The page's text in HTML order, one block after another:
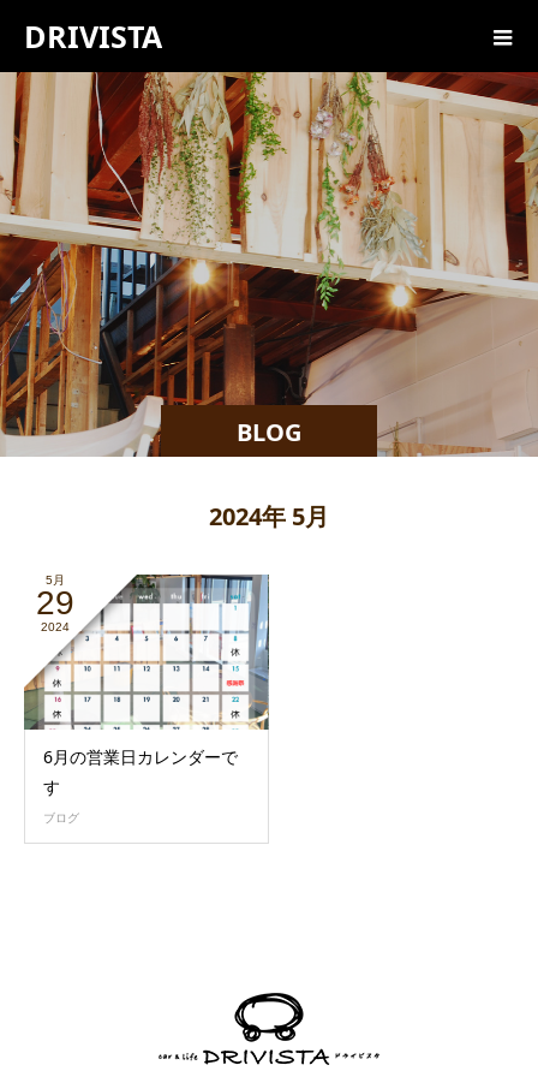
DRIVISTA
BLOG
2024年 5月
5月
29
2024
6月の営業日カレンダーで
す
ブログ